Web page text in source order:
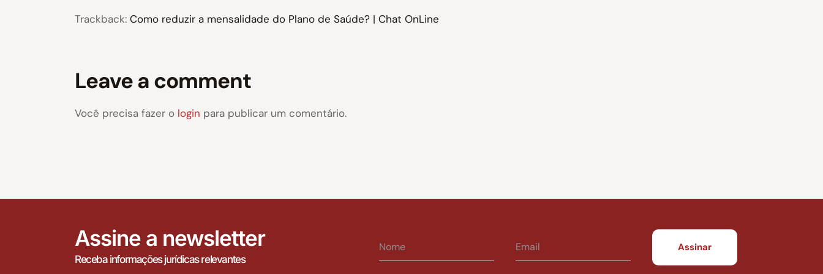
Trackback: Como reduzir a mensalidade do Plano de Saúde? | Chat OnLine
Leave a comment
Você precisa fazer o login para publicar um comentário.
Assine a newsletter
Receba informações jurídicas relevantes